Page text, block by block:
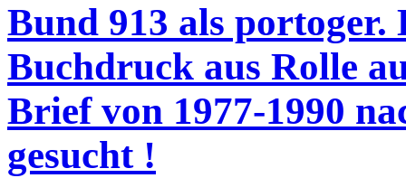
Bund 913 als portoger.
Buchdruck aus Rolle
Brief von 1977-1990
gesucht !